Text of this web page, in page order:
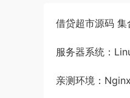
借贷超市源码
服务器系统：
亲测环境：